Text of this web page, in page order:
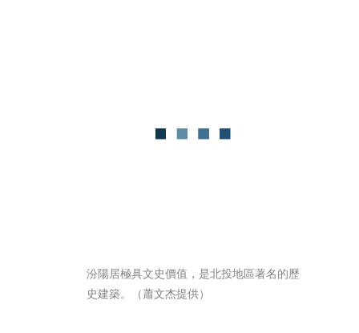
汾陽居極具文史價值，是北投地區著名的歷
史建築。（蕭文杰提供）